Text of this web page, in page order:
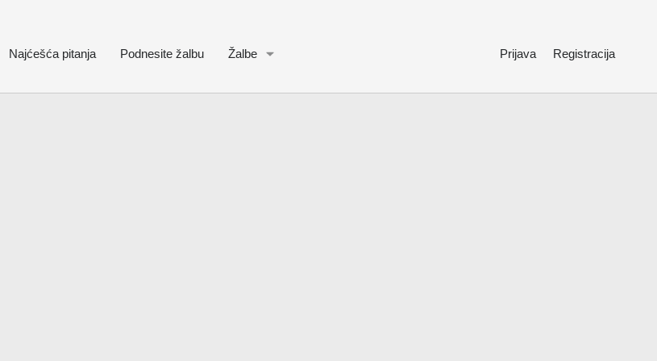
Najćešća pitanja Podnesite žalbu Žalbe Prijava Registracija